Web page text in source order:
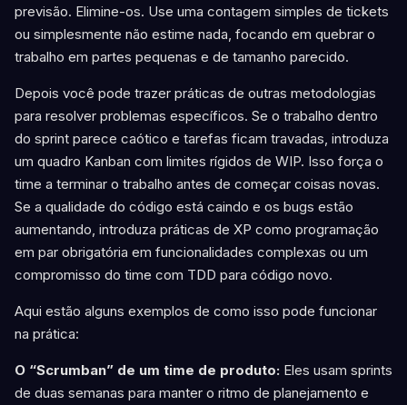
previsão. Elimine-os. Use uma contagem simples de tickets
ou simplesmente não estime nada, focando em quebrar o
trabalho em partes pequenas e de tamanho parecido.
Depois você pode trazer práticas de outras metodologias
para resolver problemas específicos. Se o trabalho dentro
do sprint parece caótico e tarefas ficam travadas, introduza
um quadro Kanban com limites rígidos de WIP. Isso força o
time a terminar o trabalho antes de começar coisas novas.
Se a qualidade do código está caindo e os bugs estão
aumentando, introduza práticas de XP como programação
em par obrigatória em funcionalidades complexas ou um
compromisso do time com TDD para código novo.
Aqui estão alguns exemplos de como isso pode funcionar
na prática:
O “Scrumban” de um time de produto: Eles usam sprints
de duas semanas para manter o ritmo de planejamento e